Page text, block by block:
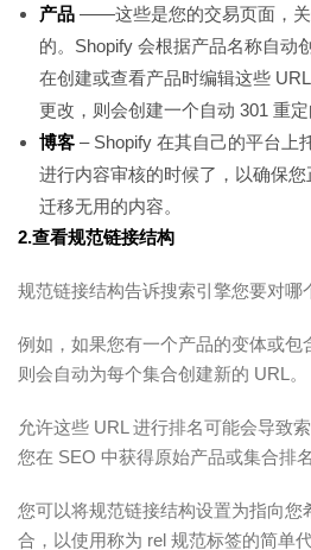
产品 ——这些是您的交易页面，
的。Shopify 会根据产品名称自动
在创建或查看产品时编辑这些
更改，则会创建一个自动 301 重定
博客 – Shopify 在其自己的平台上
进行内容审核的时候了，以确保
迁移无用的内容。
2.查看规范链接结构
规范链接结构告诉搜索引擎您要对哪
例如，如果您有一个产品的变体或包
则会自动为每个集合创建新的 URL。
允许这些 URL 进行排名可能会导致
您在 SEO 中获得原始产品或集合排
您可以将规范链接结构设置为指向您
合，以使用称为 rel 规范标签的简单